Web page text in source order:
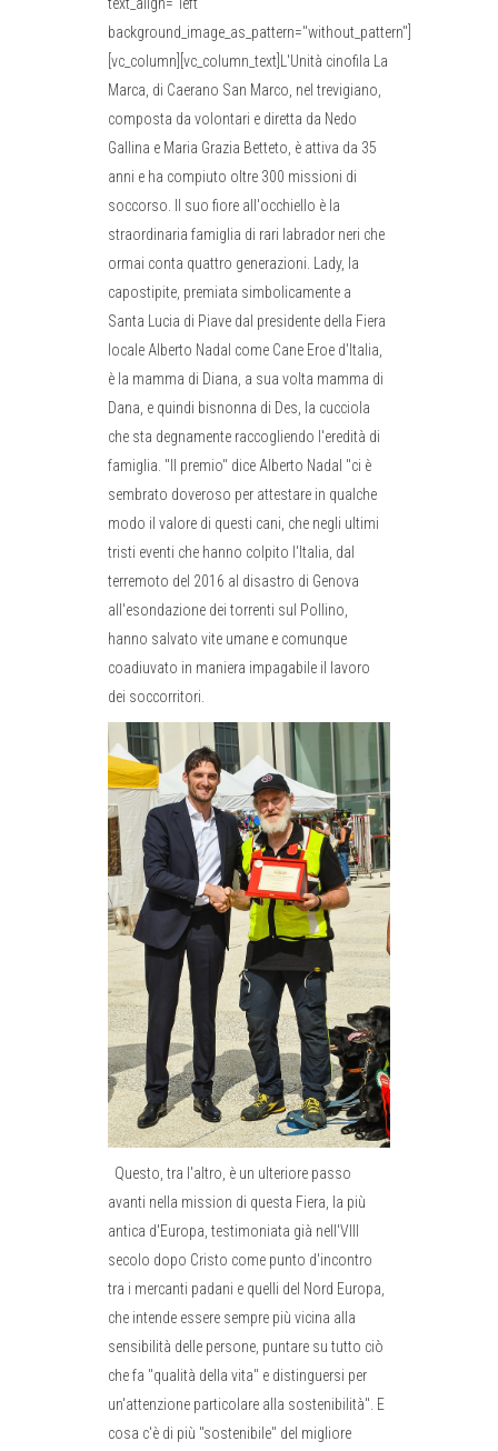
background_image_as_pattern="without_pattern"]
[vc_column][vc_column_text]L'Unità cinofila La
Marca, di Caerano San Marco, nel trevigiano,
composta da volontari e diretta da Nedo
Gallina e Maria Grazia Betteto, è attiva da 35
anni e ha compiuto oltre 300 missioni di
soccorso. Il suo fiore all'occhiello è la
straordinaria famiglia di rari labrador neri che
ormai conta quattro generazioni. Lady, la
capostipite, premiata simbolicamente a
Santa Lucia di Piave dal presidente della Fiera
locale Alberto Nadal come Cane Eroe d'Italia,
è la mamma di Diana, a sua volta mamma di
Dana, e quindi bisnonna di Des, la cucciola
che sta degnamente raccogliendo l'eredità di
famiglia. "Il premio" dice Alberto Nadal "ci è
sembrato doveroso per attestare in qualche
modo il valore di questi cani, che negli ultimi
tristi eventi che hanno colpito l'Italia, dal
terremoto del 2016 al disastro di Genova
all'esondazione dei torrenti sul Pollino,
hanno salvato vite umane e comunque
coadiuvato in maniera impagabile il lavoro
dei soccorritori.
Questo, tra l'altro, è un ulteriore passo
avanti nella mission di questa Fiera, la più
antica d'Europa, testimoniata già nell'VIII
secolo dopo Cristo come punto d'incontro
tra i mercanti padani e quelli del Nord Europa,
che intende essere sempre più vicina alla
sensibilità delle persone, puntare su tutto ciò
che fa "qualità della vita" e distinguersi per
un'attenzione particolare alla sostenibilità". E
cosa c'è di più "sostenibile" del migliore